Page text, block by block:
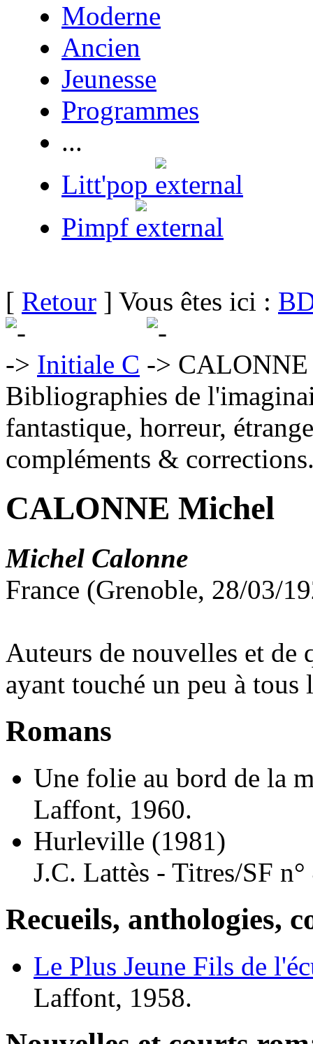
Moderne
Ancien
Jeunesse
Programmes
...
Litt'pop
Pimpf
[ Retour ] Vous êtes ici :
Initiale C
Bibliographies de
fantastique, horreur,
compléments &
CALONNE Michel
Michel Calonne
France (Grenoble, 28/03/
Auteurs de nouvelles et de
ayant touché un peu à tous
Romans
Une folie au bord de la
Laffont, 1960.
Hurleville (1981)
J.C. Lattès - Titres/SF
Recueils, anthologies,
Le Plus Jeune Fils de
Laffont, 1958.